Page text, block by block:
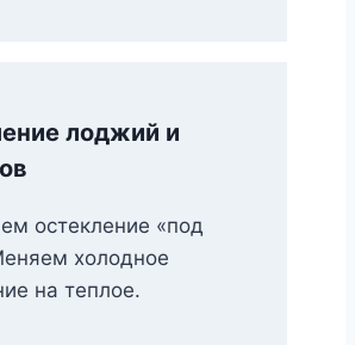
лоджий и
остекление «под
холодное
на теплое.